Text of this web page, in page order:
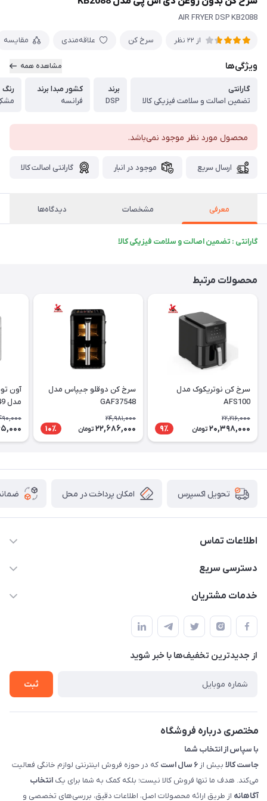
AIR FRYER DSP KB2088
از 22 نظر سرخ کن علاقه‌مندی مقایسه
ویژگی‌ها مشاهده همه
گارانتی
تضمین اصالت و سلامت فیزیکی کالا
برند
DSP
کشور مبدا برند
فرانسه
رنگ
محصول مورد نظر موجود نمی‌باشد.
ارسال سریع موجود در انبار گارانتی اصالت کالا
معرفی مشخصات دیدگاه‌ها
گارانتی : تضمین اصالت و سلامت فیزیکی کالا
محصولات مرتبط
سرخ کن نوتریکوک مدل
AFS100
22,216,000
20,398,000 تومان 9٪
سرخ کن دوقلو جیپاس مدل
GAF37548
24,981,000
22,686,000 تومان 10٪
آون
مدل GAFO37549
تحویل اکسپرس امکان پرداخت در محل
اطلاعات تماس
09398557137
سمت چپ (فروشگاه صوتی عباسی) - "تحویل حضوری فقط با
هماهنگی"
دسترسی سریع
لیست محصولات
حساب کاربری
تماس با ما
خدمات مشتریان
راهنما
پرسش های شما
شرایط و ضوابط گارانتی
روش های بازگرداندن کالا
از جدید‌ترین تخفیف‌ها با‌ خبر شوید
ثبت
مختصری درباره فروشگاه
با سپاس از انتخاب شما
جاست کالا بیش از ۶ سال است
که در حوزه فروش اینترنتی لوازم خانگی فعالیت
می‌کند. هدف ما تنها فروش کالا نیست؛ بلکه کمک به شما برای یک انتخاب
آگاهانه از طریق ارائه محصولات اصل، اطلاعات دقیق، بررسی‌های تخصصی و